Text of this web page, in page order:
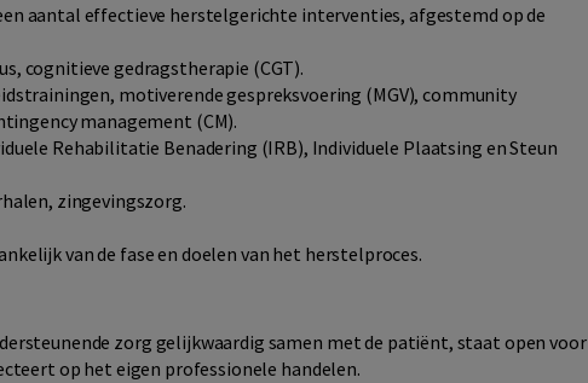
aantal effectieve herstelgerichte interventies, afgestemd op de
cognitieve gedragstherapie (CGT).
motiverende gespreksvoering (MGV), community
management (CM).
Rehabilitatie Benadering (IRB), Individuele Plaatsing en Steun
zingevingszorg.
van de fase en doelen van het herstelproces.
zorg gelijkwaardig samen met de patiënt, staat open voor
op het eigen professionele handelen.